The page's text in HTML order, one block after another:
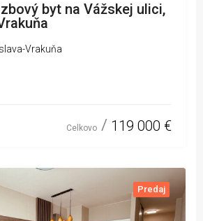
byt na Vážskej ulici,
Vrakuňa
Celkovo 119 000 €
Predaj